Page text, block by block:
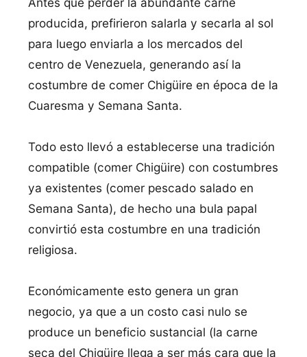
producida, prefirieron salarla y secarla al sol
para luego enviarla a los mercados del
centro de Venezuela, generando así la
costumbre de comer Chigüire en época de la
Cuaresma y Semana Santa.
Todo esto llevó a establecerse una tradición
compatible (comer Chigüire) con costumbres
ya existentes (comer pescado salado en
Semana Santa), de hecho una bula papal
convirtió esta costumbre en una tradición
religiosa.
Económicamente esto genera un gran
negocio, ya que a un costo casi nulo se
produce un beneficio sustancial (la carne
seca del Chigüire llega a ser más cara que la